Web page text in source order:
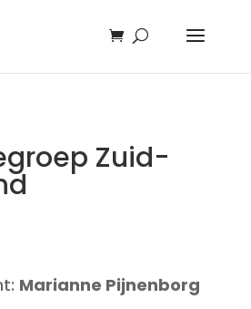
Zuid-
Marianne Pijnenborg